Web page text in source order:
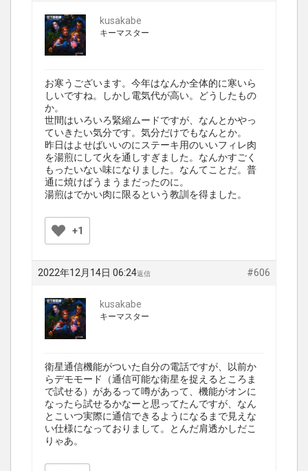
kusakabe
キーマスター
お寒うございます。今年はなんか全体的に寒いら
しいですね。しかし電気代が高い。どうしたもの
か。
世間はいろいろ緊縮ムードですが、なんとかやっ
ていきたい気分です。気分だけでもなんとか。
昨日はよせばいいのにステーキ用のいいフィレ肉
を湯煎にして火を通しすぎました。なんかすごく
もったいない味になりました。なんてことだ。普
通に焼けばうまうまだったのに。
湯煎はでかい肉に限るという教訓を得ました。
+1
2022年12月14日 06:24 #606
返信
kusakabe
キーマスター
衛星通信機能がついた自分の電話ですが、以前か
らデモモード（通信可能な衛星を捉えるところま
で試せる）があるって噂があって、機能がオンに
なったら試せるかなーと思ってたんですが、なん
とこいつ実際に通信できるようになるまで見えな
い仕様になっておりまして。とんだ肩透かしだこ
りゃあ。